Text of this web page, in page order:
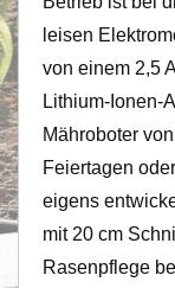
leisen
von einem 2,5
Lithium-Ionen-
Mähroboter
Feiertagen
eigens
mit 20 cm
Rasenpflege